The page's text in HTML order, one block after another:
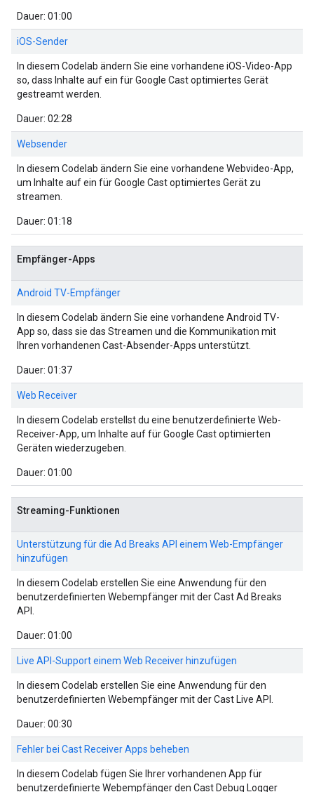
Dauer: 01:00
iOS-Sender
In diesem Codelab ändern Sie eine vorhandene iOS-Video-App
so, dass Inhalte auf ein für Google Cast optimiertes Gerät
gestreamt werden.
Dauer: 02:28
Websender
In diesem Codelab ändern Sie eine vorhandene Webvideo-App,
um Inhalte auf ein für Google Cast optimiertes Gerät zu
streamen.
Dauer: 01:18
Empfänger-Apps
Android TV-Empfänger
In diesem Codelab ändern Sie eine vorhandene Android TV-
App so, dass sie das Streamen und die Kommunikation mit
Ihren vorhandenen Cast-Absender-Apps unterstützt.
Dauer: 01:37
Web Receiver
In diesem Codelab erstellst du eine benutzerdefinierte Web-
Receiver-App, um Inhalte auf für Google Cast optimierten
Geräten wiederzugeben.
Dauer: 01:00
Streaming-Funktionen
Unterstützung für die Ad Breaks API einem Web-Empfänger
hinzufügen
In diesem Codelab erstellen Sie eine Anwendung für den
benutzerdefinierten Webempfänger mit der Cast Ad Breaks
API.
Dauer: 01:00
Live API-Support einem Web Receiver hinzufügen
In diesem Codelab erstellen Sie eine Anwendung für den
benutzerdefinierten Webempfänger mit der Cast Live API.
Dauer: 00:30
Fehler bei Cast Receiver Apps beheben
In diesem Codelab fügen Sie Ihrer vorhandenen App für
benutzerdefinierte Webempfänger den Cast Debug Logger